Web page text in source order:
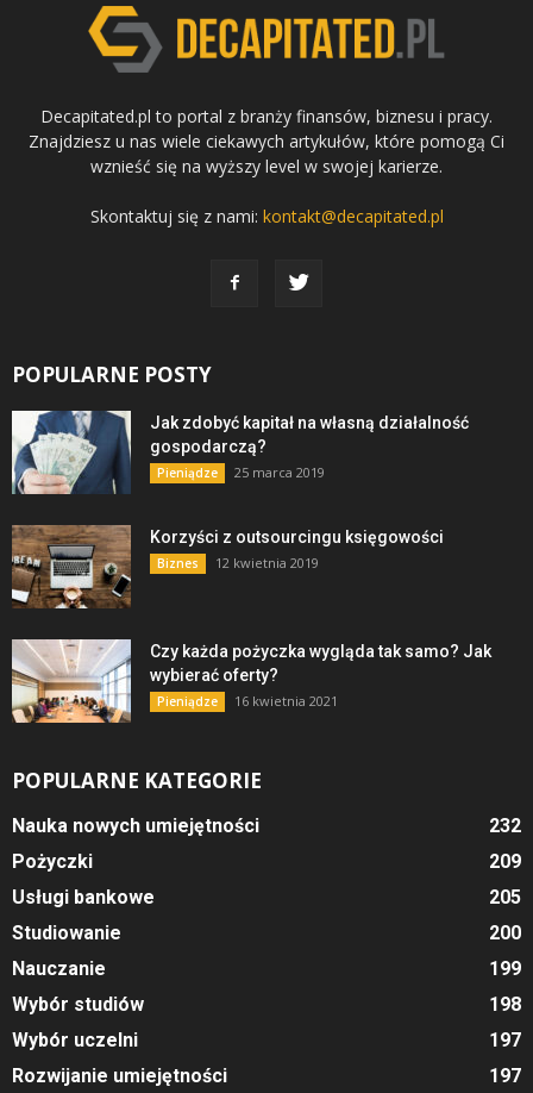
Decapitated.pl to portal z branży finansów, biznesu i pracy.
Znajdziesz u nas wiele ciekawych artykułów, które pomogą Ci
wznieść się na wyższy level w swojej karierze.
Skontaktuj się z nami: kontakt@decapitated.pl
POPULARNE POSTY
Jak zdobyć kapitał na własną działalność
gospodarczą?
Pieniądze 25 marca 2019
Korzyści z outsourcingu księgowości
Biznes 12 kwietnia 2019
Czy każda pożyczka wygląda tak samo? Jak
wybierać oferty?
Pieniądze 16 kwietnia 2021
POPULARNE KATEGORIE
Nauka nowych umiejętności
232
Pożyczki
209
Usługi bankowe
205
Studiowanie
200
Nauczanie
199
Wybór studiów
198
Wybór uczelni
197
Rozwijanie umiejętności
197